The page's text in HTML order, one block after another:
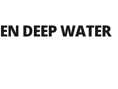
DEEP WATER